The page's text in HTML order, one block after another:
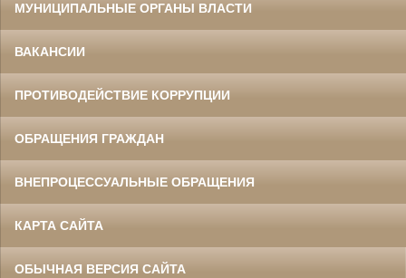
МУНИЦИПАЛЬНЫЕ ОРГАНЫ ВЛАСТИ
ВАКАНСИИ
ПРОТИВОДЕЙСТВИЕ КОРРУПЦИИ
ОБРАЩЕНИЯ ГРАЖДАН
ВНЕПРОЦЕССУАЛЬНЫЕ ОБРАЩЕНИЯ
КАРТА САЙТА
ОБЫЧНАЯ ВЕРСИЯ САЙТА